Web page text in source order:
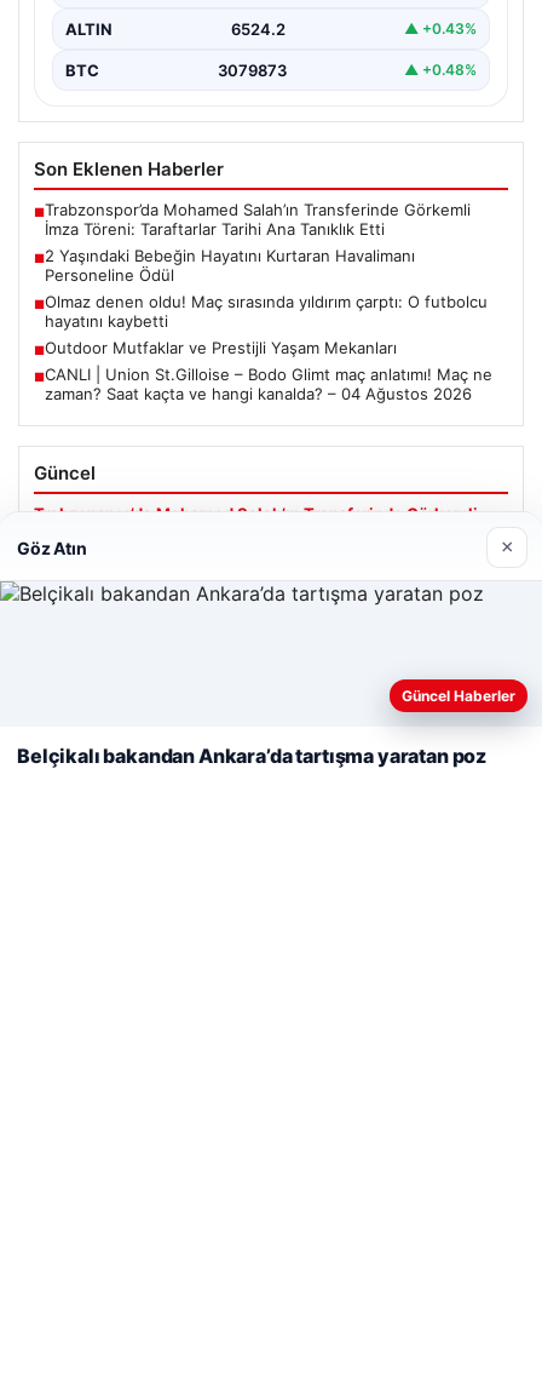
ALTIN 6524.2 ▲ +0.43%
BTC 3079873 ▲ +0.48%
Son Eklenen Haberler
■Trabzonspor’da Mohamed Salah’ın Transferinde Görkemli
İmza Töreni: Taraftarlar Tarihi Ana Tanıklık Etti
■2 Yaşındaki Bebeğin Hayatını Kurtaran Havalimanı
Personeline Ödül
■Olmaz denen oldu! Maç sırasında yıldırım çarptı: O futbolcu
hayatını kaybetti
■Outdoor Mutfaklar ve Prestijli Yaşam Mekanları
■CANLI | Union St.Gilloise – Bodo Glimt maç anlatımı! Maç ne
zaman? Saat kaçta ve hangi kanalda? – 04 Ağustos 2026
Güncel
Trabzonspor’da Mohamed Salah’ın Transferinde Görkemli
2 Yaşındaki Bebeğin Hayatını Kurtaran Havalimanı
deneyiminizi kişiselleştirmek ve geliştirmek amacıyla çerezler
Reddet Kabul Et
Göz Atın ×
Güncel Haberler
Belçikalı bakandan Ankara’da tartışma yaratan poz